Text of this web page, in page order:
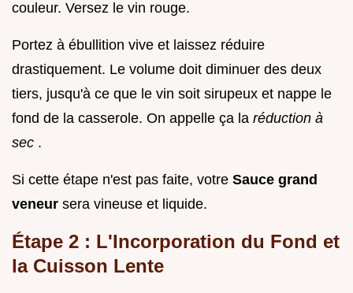
couleur. Versez le vin rouge.
Portez à ébullition vive et laissez réduire
drastiquement. Le volume doit diminuer des deux
tiers, jusqu'à ce que le vin soit sirupeux et nappe le
fond de la casserole. On appelle ça la réduction à
sec .
Si cette étape n'est pas faite, votre Sauce grand
veneur sera vineuse et liquide.
Étape 2 : L'Incorporation du Fond et
la Cuisson Lente